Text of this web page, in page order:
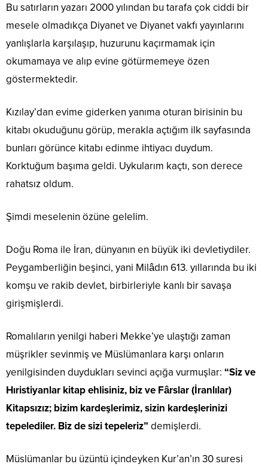
Bu satırların yazarı 2000 yılından bu tarafa çok ciddi bir
mesele olmadıkça Diyanet ve Diyanet vakfı yayınlarını
yanlışlarla karşılaşıp, huzurunu kaçırmamak için
okumamaya ve alıp evine götürmemeye özen
göstermektedir.
Kızılay’dan evime giderken yanıma oturan birisinin bu
kitabı okuduğunu görüp, merakla açtığım ilk sayfasında
bunları görünce kitabı edinme ihtiyacı duydum.
Korktuğum başıma geldi. Uykularım kaçtı, son derece
rahatsız oldum.
Şimdi meselenin özüne gelelim.
Doğu Roma ile İran, dünyanın en büyük iki devletiydiler.
Peygamberliğin beşinci, yani Milâdın 613. yıllarında bu iki
komşu ve rakib devlet, birbirleriyle kanlı bir savaşa
girişmişlerdi.
Romalıların yenilgi haberi Mekke’ye ulaştığı zaman
müşrikler sevinmiş ve Müslümanlara karşı onların
yenilgisinden duydukları sevinci açığa vurmuşlar: “Siz ve
Hıristiyanlar kitap ehlisiniz, biz ve Fârslar (İranlılar)
Kitapsızız; bizim kardeşlerimiz, sizin kardeşlerinizi
tepelediler. Biz de sizi tepeleriz” demişlerdi.
Müslümanlar bu üzüntü içindeyken Kur’an’ın 30 suresi